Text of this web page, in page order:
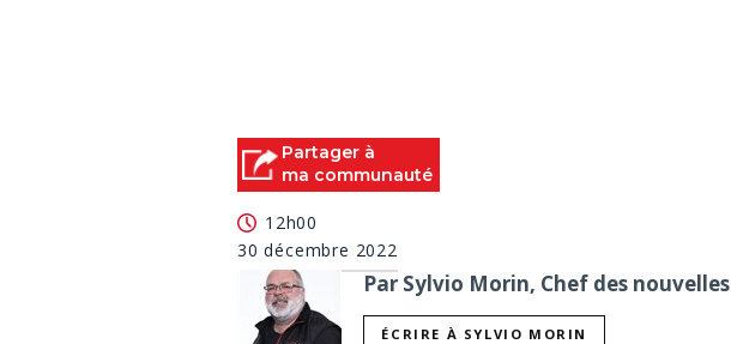
Partager à
ma communauté
12h00
30 décembre 2022
Par Sylvio Morin, Chef des nouvelles
ÉCRIRE À SYLVIO MORIN